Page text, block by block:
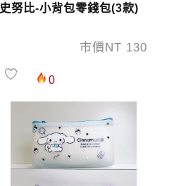
史努比-小背包零錢包(3款)
市價NT 130
0